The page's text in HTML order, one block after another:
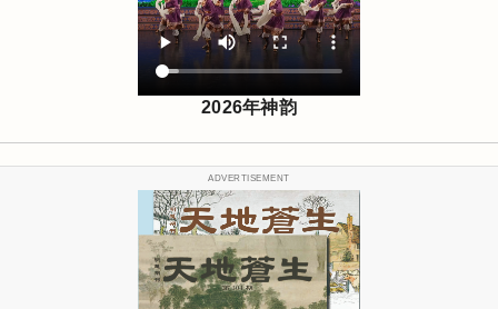
2026年神韵
ADVERTISEMENT